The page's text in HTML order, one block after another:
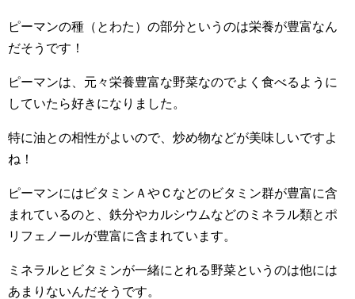
ピーマンの種（とわた）の部分というのは栄養が豊富なん
だそうです！
ピーマンは、元々栄養豊富な野菜なのでよく食べるように
していたら好きになりました。
特に油との相性がよいので、炒め物などが美味しいですよ
ね！
ピーマンにはビタミンＡやＣなどのビタミン群が豊富に含
まれているのと、鉄分やカルシウムなどのミネラル類とポ
リフェノールが豊富に含まれています。
ミネラルとビタミンが一緒にとれる野菜というのは他には
あまりないんだそうです。